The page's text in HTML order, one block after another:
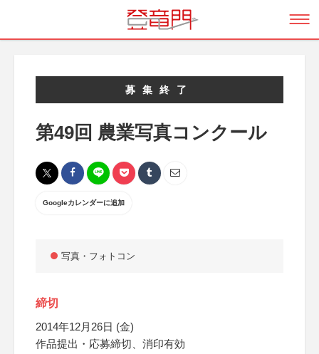
募集終了
第49回 農業写真コンクール
Googleカレンダーに追加
写真・フォトコン
締切
2014年12月26日 (金)
作品提出・応募締切、消印有効